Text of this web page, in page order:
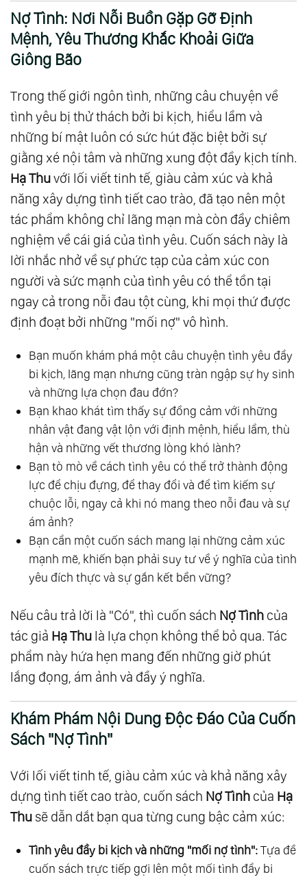
Nợ Tình: Nơi Nỗi Buồn Gặp Gỡ Định
Mệnh, Yêu Thương Khắc Khoải Giữa
Giông Bão
Trong thế giới ngôn tình, những câu chuyện về
tình yêu bị thử thách bởi bi kịch, hiểu lầm và
những bí mật luôn có sức hút đặc biệt bởi sự
giằng xé nội tâm và những xung đột đầy kịch tính.
Hạ Thuvới lối viết tinh tế, giàu cảm xúc và khả
năng xây dựng tình tiết cao trào, đã tạo nên một
tác phẩm không chỉ lãng mạn mà còn đầy chiêm
nghiệm về cái giá của tình yêu. Cuốn sách này là
lời nhắc nhở về sự phức tạp của cảm xúc con
người và sức mạnh của tình yêu có thể tồn tại
ngay cả trong nỗi đau tột cùng, khi mọi thứ được
định đoạt bởi những "mối nợ" vô hình.
Bạn muốn khám phá một câu chuyện tình yêu đầy
bi kịch, lãng mạn nhưng cũng tràn ngập sự hy sinh
và những lựa chọn đau đớn?
Bạn khao khát tìm thấy sự đồng cảm với những
nhân vật đang vật lộn với định mệnh, hiểu lầm, thù
hận và những vết thương lòng khó lành?
Bạn tò mò về cách tình yêu có thể trở thành động
lực để chịu đựng, để thay đổi và để tìm kiếm sự
chuộc lỗi, ngay cả khi nó mang theo nỗi đau và sự
ám ảnh?
Bạn cần một cuốn sách mang lại những cảm xúc
mạnh mẽ, khiến bạn phải suy tư về ý nghĩa của tình
yêu đích thực và sự gắn kết bền vững?
Nếu câu trả lời là "Có", thì cuốn sách Nợ Tình của
tác giả Hạ Thu là lựa chọn không thể bỏ qua. Tác
phẩm này hứa hẹn mang đến những giờ phút
lắng đọng, ám ảnh và đầy ý nghĩa.
Khám Phám Nội Dung Độc Đáo Của Cuốn
Sách "Nợ Tình"
Với lối viết tinh tế, giàu cảm xúc và khả năng xây
dựng tình tiết cao trào, cuốn sách Nợ Tình của Hạ
Thu sẽ dẫn dắt bạn qua từng cung bậc cảm xúc:
Tình yêu đầy bi kịch và những "mối nợ tình":Tựa đề
cuốn sách trực tiếp gợi lên một mối tình đầy bi